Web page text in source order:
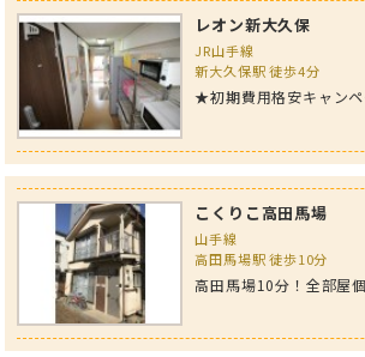
レオン新大久保
JR山手線
新大久保駅 徒歩4分
★初期費用格安キャン
こくりこ高田馬場
山手線
高田馬場駅 徒歩10分
高田馬場10分！全部屋